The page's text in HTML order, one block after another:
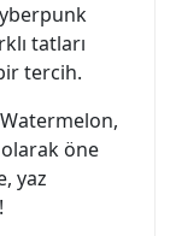
tatları
tercih.
olarak öne
yaz